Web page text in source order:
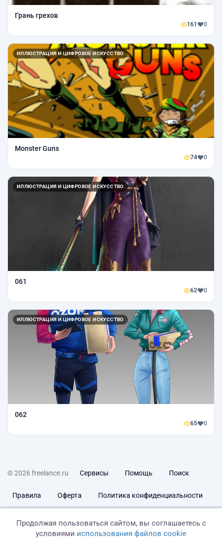
Грань грехов
161 0
ИЛЛЮСТРАЦИЯ И ЦИФРОВОЕ ИСКУССТВО
Monster Guns
74 0
ИЛЛЮСТРАЦИЯ И ЦИФРОВОЕ ИСКУССТВО
061
62 0
ИЛЛЮСТРАЦИЯ И ЦИФРОВОЕ ИСКУССТВО
062
65 0
© 2026 freelance.ru Сервисы Помощь Поиск
Правила Оферта Политика конфиденциальности
Продолжая пользоваться сайтом, вы соглашаетесь с
условиями использования файлов cookie